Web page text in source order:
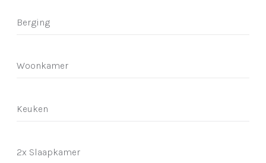
Berging
Woonkamer
Keuken
2x Slaapkamer